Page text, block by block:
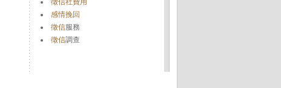
徵信社費用
感情挽回
徵信服務
徵信調查